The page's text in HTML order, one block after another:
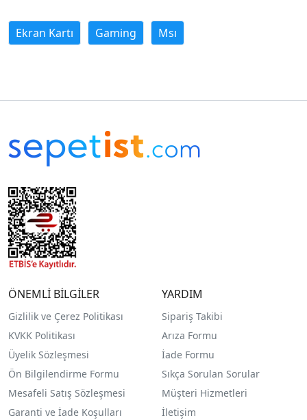
Ekran Kartı Gaming Msı
ÖNEMLİ BİLGİLER
Gizlilik ve Çerez Politikası
KVKK Politikası
Üyelik Sözleşmesi
Ön Bilgilendirme Formu
Mesafeli Satış Sözleşmesi
Garanti ve İade Koşulları
YARDIM
Sipariş Takibi
Arıza Formu
İade Formu
Sıkça Sorulan Sorular
Müşteri Hizmetleri
İletişim